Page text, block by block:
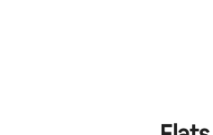
van 4,85 uit 5, 26